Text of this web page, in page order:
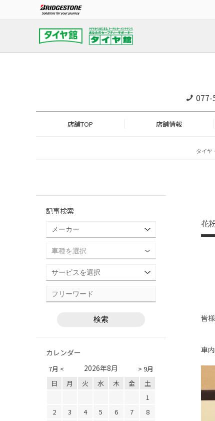
077-
店舗TOP 店舗情報
タイヤ
花
皆
車
記事検索
カレンダー
7月 < > 9月
2026年8月
日 月 火 水 木 金
土
1
2
3 4 5 6 7
8